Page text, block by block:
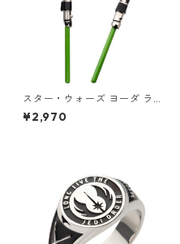
スター・ウォーズ ヨーダ ライ
トセーバー ダングル ピアス S
TAR WARS ジェダイ
¥2,970